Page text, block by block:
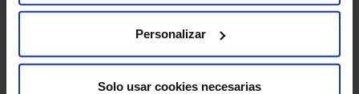
Personalizar
Solo usar cookies necesarias